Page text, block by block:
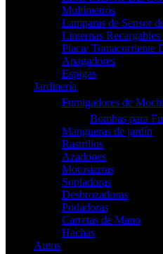
Multímetros
Lamparas de Sensor
Linternas
Placa/ Tomacorriente
Apagadores
Espigas
Jardinería
Fumigadores de
Bombas para
Mangueras de jardín
Rastrillos
Azadones
Motosierras
Sopladoras
Desbrozadoras
Podadoras
Carretas de Mano
Hachas
Autos